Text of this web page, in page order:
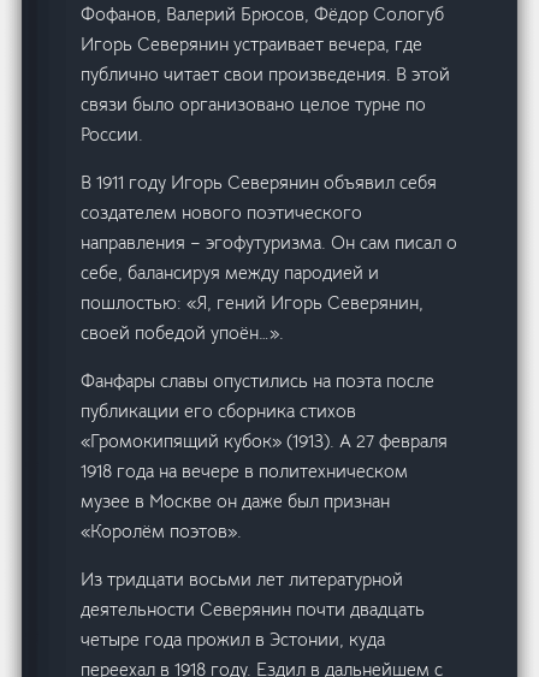
Фофанов, Валерий Брюсов, Фёдор Сологуб
Игорь Северянин устраивает вечера, где
публично читает свои произведения. В этой
связи было организовано целое турне по
России.
В 1911 году Игорь Северянин объявил себя
создателем нового поэтического
направления – эгофутуризма. Он сам писал о
себе, балансируя между пародией и
пошлостью: «Я, гений Игорь Северянин,
своей победой упоён…».
Фанфары славы опустились на поэта после
публикации его сборника стихов
«Громокипящий кубок» (1913). А 27 февраля
1918 года на вечере в политехническом
музее в Москве он даже был признан
«Королём поэтов».
Из тридцати восьми лет литературной
деятельности Северянин почти двадцать
четыре года прожил в Эстонии, куда
переехал в 1918 году. Ездил в дальнейшем с